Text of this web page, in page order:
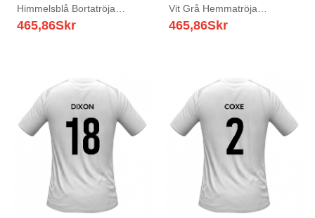
Himmelsblå Bortatröja
Matchtröjor 2025/26 Tröjor
465,86Skr
Vit Grå Hemmatröja
Matchtröjor 2025/26 Tröjor
465,86Skr